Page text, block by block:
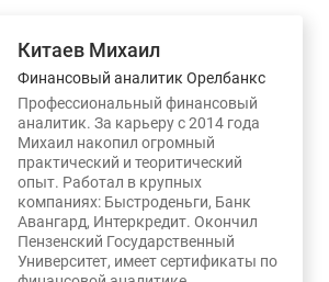
Китаев Михаил
Финансовый аналитик Орелбанкс
Профессиональный финансовый
аналитик. За карьеру с 2014 года
Михаил накопил огромный
практический и теоритический
опыт. Работал в крупных
компаниях: Быстроденьги, Банк
Авангард, Интеркредит. Окончил
Пензенский Государственный
Университет, имеет сертификаты по